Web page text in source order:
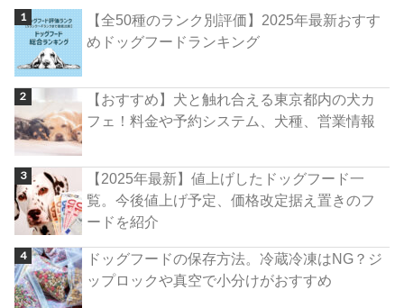
【全50種のランク別評価】2025年最新おすす
めドッグフードランキング
【おすすめ】犬と触れ合える東京都内の犬カ
フェ！料金や予約システム、犬種、営業情報
【2025年最新】値上げしたドッグフード一
覧。今後値上げ予定、価格改定据え置きのフ
ードを紹介
ドッグフードの保存方法。冷蔵冷凍はNG？ジ
ップロックや真空で小分けがおすすめ